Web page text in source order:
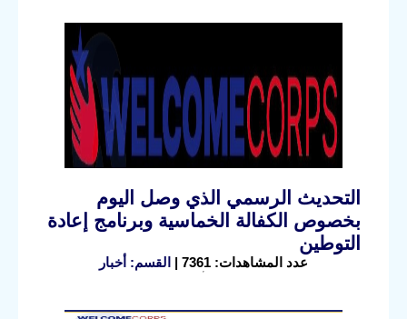
التحديث الرسمي الذي وصل اليوم
بخصوص الكفالة الخماسية وبرنامج إعادة
التوطين
عدد المشاهدات: 7361 | القسم: أخبار